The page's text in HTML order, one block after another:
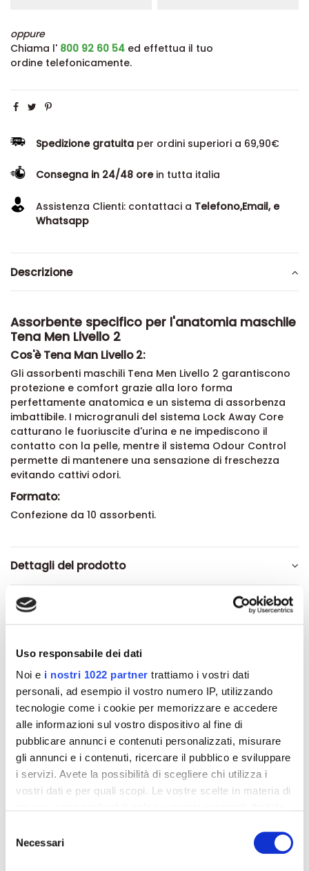
Uso responsabile dei dati
Noi e i nostri 1022 partner trattiamo i vostri dati
personali, ad esempio il vostro numero IP, utilizzando
tecnologie come i cookie per memorizzare e accedere
alle informazioni sul vostro dispositivo al fine di
pubblicare annunci e contenuti personalizzati, misurare
gli annunci e i contenuti, ricercare il pubblico e sviluppare
i servizi. Avete la possibilità di scegliere chi utilizza i
vostri dati e per quali scopi. Le vostre scelte in materia di
modificare o revocare il proprio consenso in qualsiasi
momento dalla Dichiarazione sui cookie o facendo clic
delNecessari
oppure
Chiama l' 800 92 60 54 ed effettua il tuo
ordine telefonicamente.
Spedizione gratuita per ordini superiori a 69,90€
Consegna in 24/48 orein tutta italia
Assistenza Clienti: contattaci a Telefono,Email, e
Whatsapp
Descrizione
Assorbente specifico per l'anatomia maschile
Tena Men Livello 2
Cos'è Tena Man Livello 2:
Gli assorbenti maschili Tena Men Livello 2 garantiscono
protezione e comfort grazie alla loro forma
perfettamente anatomica e un sistema di assorbenza
imbattibile. I microgranuli del sistema Lock Away Core
catturano le fuoriuscite d'urina e ne impediscono il
contatto con la pelle, mentre il sistema Odour Control
permette di mantenere una sensazione di freschezza
evitando cattivi odori.
Formato:
Confezione da 10 assorbenti.
Dettagli del prodotto
Recensioni
Altri prodotti che potrebbero
interessarti
-42% -42%